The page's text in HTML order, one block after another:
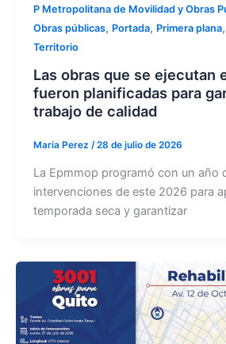
P Metropolitana de Movilidad y Obras
Obras públicas, Portada, Primera plana,
Territorio
Las obras que se ejecutan
fueron planificadas para
trabajo de calidad
Maria Perez /28 de julio de 2026
La Epmmop programó con un año
intervenciones de este 2026 para
temporada seca y garantizar